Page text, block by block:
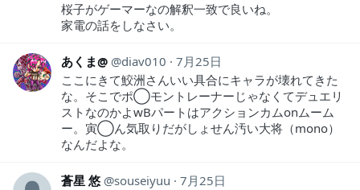
桜子がゲーマーなの解釈一致で良いね。
家電の話をしなさい。
あくま@ diav010
7月25日
ここにきて鮫洲さんいい具合にキャラが壊れてきた
な。そこでポ◯モントレーナーじゃなくてデュエリ
ストなのかよwBパートはアクションカムonムーム
ー。寅◯ん気取りだがしょせん汚い大将（mono）
なんだよな。
蒼星 悠 souseiyuu
7月25日